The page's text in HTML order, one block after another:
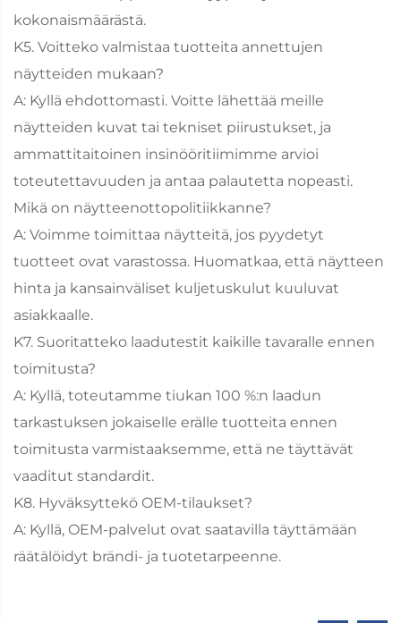
kokonaismäärästä.
K5. Voitteko valmistaa tuotteita annettujen
näytteiden mukaan?
A: Kyllä ehdottomasti. Voitte lähettää meille
näytteiden kuvat tai tekniset piirustukset, ja
ammattitaitoinen insinööritiimimme arvioi
toteutettavuuden ja antaa palautetta nopeasti.
Mikä on näytteenottopolitiikkanne?
A: Voimme toimittaa näytteitä, jos pyydetyt
tuotteet ovat varastossa. Huomatkaa, että näytteen
hinta ja kansainväliset kuljetuskulut kuuluvat
asiakkaalle.
K7. Suoritatteko laadutestit kaikille tavaralle ennen
toimitusta?
A: Kyllä, toteutamme tiukan 100 %:n laadun
tarkastuksen jokaiselle erälle tuotteita ennen
toimitusta varmistaaksemme, että ne täyttävät
vaaditut standardit.
K8. Hyväksyttekö OEM-tilaukset?
A: Kyllä, OEM-palvelut ovat saatavilla täyttämään
räätälöidyt brändi- ja tuotetarpeenne.